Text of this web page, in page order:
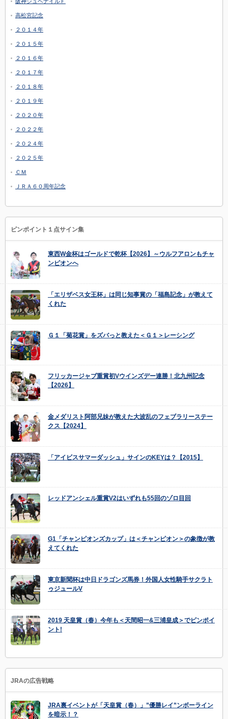
高松宮記念
２０１４年
２０１５年
２０１６年
２０１７年
２０１８年
２０１９年
２０２０年
２０２２年
２０２４年
２０２５年
ＣＭ
ＪＲＡ６０周年記念
ピンポイント１点サイン集
東西W金杯はゴールドで乾杯【2026】～ウルフアロンもチャ
ンピオンへ
「エリザベス女王杯」は同じ知事賞の「福島記念」が教えて
くれた
Ｇ１「菊花賞」をズバっと教えた＜Ｇ１＞レーシング
フリッカージャブ重賞初Vウインズデー連勝！北九州記念
【2026】
金メダリスト阿部兄妹が教えた大波乱のフェブラリーステー
クス【2024】
「アイビスサマーダッシュ」サインのKEYは？【2015】
レッドアンシェル重賞V2はいずれも55回のゾロ目回
G1「チャンピオンズカップ」は＜チャンピオン＞の象徴が教
えてくれた
東京新聞杯は中日ドラゴンズ馬券！外国人女性騎手サクラト
ゥジュールV
2019 天皇賞（春）今年も＜天間昭一&三浦皇成＞でピンポイ
ント!
JRAの広告戦略
JRA裏イベントが「天皇賞（春）」”優勝レイ”ンボーライン
を暗示！？